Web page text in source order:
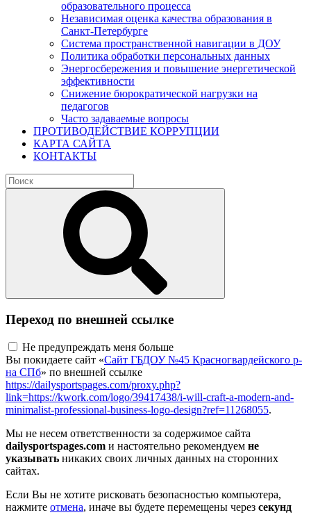
образовательного процесса
Независимая оценка качества образования в
Санкт-Петербурге
Система пространственной навигации в ДОУ
Политика обработки персональных данных
Энергосбережения и повышение энергетической
эффективности
Снижение бюрократической нагрузки на
педагогов
Часто задаваемые вопросы
ПРОТИВОДЕЙСТВИЕ КОРРУПЦИИ
КАРТА САЙТА
КОНТАКТЫ
Переход по внешней ссылке
Не предупреждать меня больше
Вы покидаете сайт «Сайт ГБДОУ №45 Красногвардейского р-
на СПб» по внешней ссылке
https://dailysportspages.com/proxy.php?
link=https://kwork.com/logo/39417438/i-will-craft-a-modern-and-
minimalist-professional-business-logo-design?ref=11268055.
Мы не несем ответственности за содержимое сайта
dailysportspages.com и настоятельно рекомендуем не
указывать никаких своих личных данных на сторонних
сайтах.
Если Вы не хотите рисковать безопасностью компьютера,
нажмите отмена, иначе вы будете перемещены через секунд